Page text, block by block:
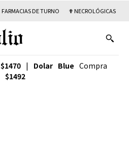
FARMACIAS DE TURNO ✟ NECROLÓGICAS
$1470 | Dolar Blue Compra
$1492